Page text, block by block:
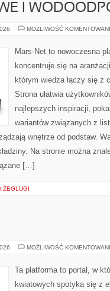
I
MOŻLIWOŚĆ
Mars-Net to nowoczesna
koncentruje się na
którym wiedza łączy się z
Strona ułatwia
najlepszych inspiracji,
wariantów związanych z
wnętrze od podstaw.
Na stronie można
[…]
ŻEGLUGI
MOŻLIWOŚĆ
Ta platforma to portal, w
kwiatowych spotyka się z